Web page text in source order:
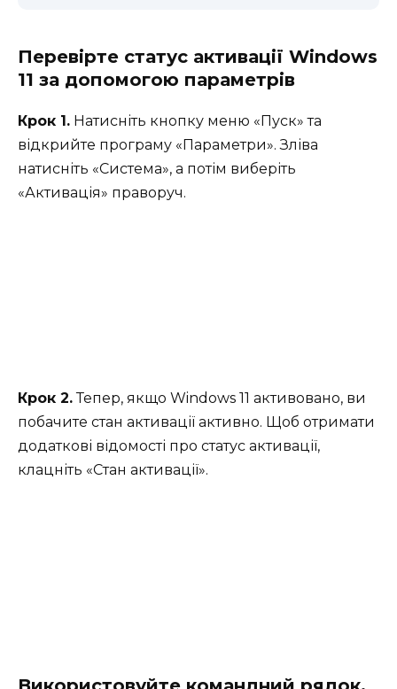
Перевірте статус активації Windows
11 за допомогою параметрів
Крок 1. Натисніть кнопку меню «Пуск» та
відкрийте програму «Параметри». Зліва
натисніть «Система», а потім виберіть
«Активація» праворуч.
Крок 2.Тепер, якщо Windows 11 активовано, ви
побачите стан активації активно. Щоб отримати
додаткові відомості про статус активації,
клацніть «Стан активації».